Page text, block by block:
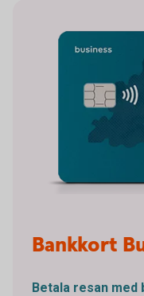
Bankkort
Betala resan med